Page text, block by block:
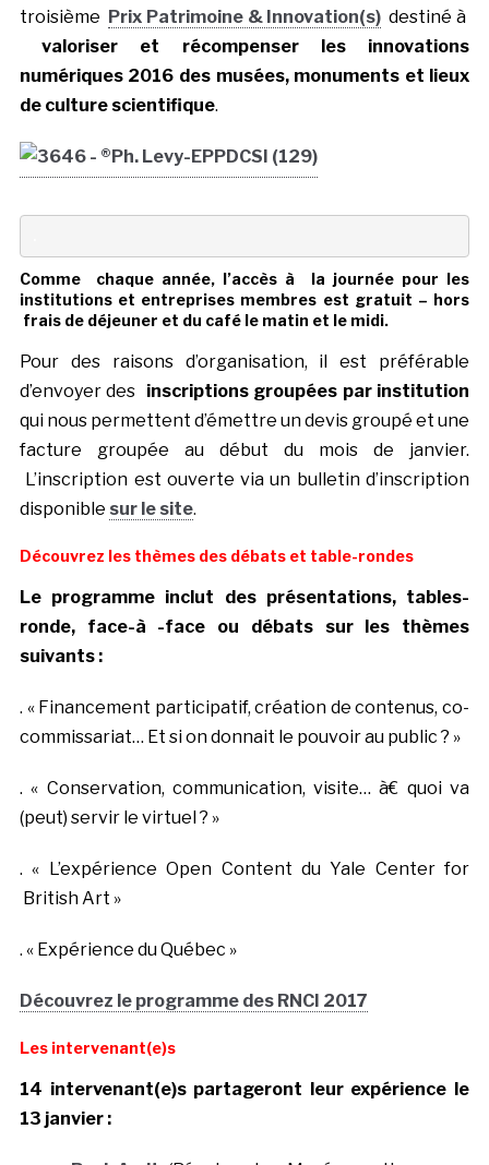
troisième Prix Patrimoine & Innovation(s) destiné à
valoriser et récompenser les innovations
numériques 2016 des musées, monuments et lieux
de culture scientifique.
Comme chaque année, l’accès à la journée pour les
institutions et entreprises membres est gratuit – hors
frais de déjeuner et du café le matin et le midi.
Pour des raisons d’organisation, il est préférable
d’envoyer des inscriptions groupées par institution
qui nous permettent d’émettre un devis groupé et une
facture groupée au début du mois de janvier.
L’inscription est ouverte via un bulletin d’inscription
disponible sur le site.
Découvrez les thèmes des débats et table-rondes
Le programme inclut des présentations, tables-
ronde, face-à -face ou débats sur les thèmes
suivants :
. « Financement participatif, création de contenus, co-
commissariat… Et si on donnait le pouvoir au public ? »
. « Conservation, communication, visite… à€ quoi va
(peut) servir le virtuel ? »
. « L’expérience Open Content du Yale Center for
British Art »
. « Expérience du Québec »
Découvrez le programme des RNCI 2017
Les intervenant(e)s
14 intervenant(e)s partageront leur expérience le
13 janvier :